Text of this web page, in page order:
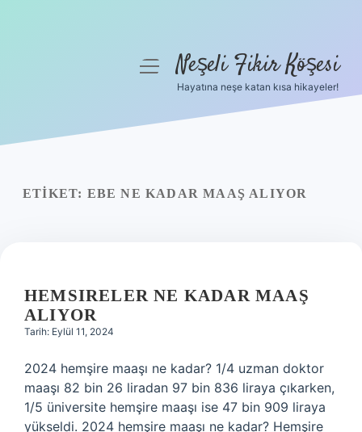
Yasal Uyarı
menüyüNeşeli Fikir Köşesi
Hayatına neşe katan kısa hikayeler!
ETIKET: EBE NE KADAR MAAŞ ALIYOR
HEMSIRELER NE KADAR MAAŞ
ALIYOR
Tarih: Eylül 11, 2024
2024 hemşire maaşı ne kadar? 1/4 uzman doktor
maaşı 82 bin 26 liradan 97 bin 836 liraya çıkarken,
1/5 üniversite hemşire maaşı ise 47 bin 909 liraya
yükseldi. 2024 hemşire maaşı ne kadar? Hemşire